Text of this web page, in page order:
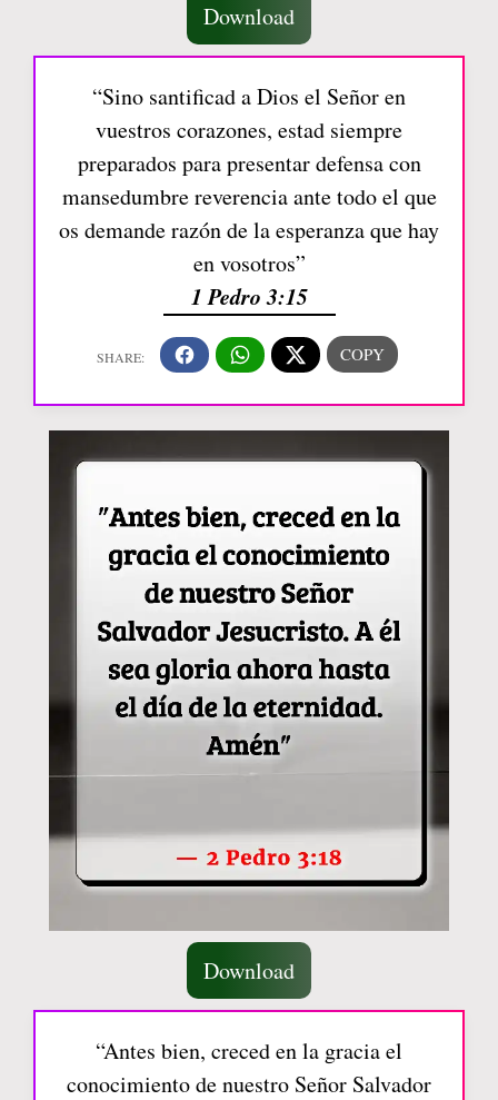
Download
“Sino santificad a Dios el Señor en
vuestros corazones, estad siempre
preparados para presentar defensa con
mansedumbre reverencia ante todo el que
os demande razón de la esperanza que hay
en vosotros”
1 Pedro 3:15
Download
“Antes bien, creced en la gracia el
conocimiento de nuestro Señor Salvador